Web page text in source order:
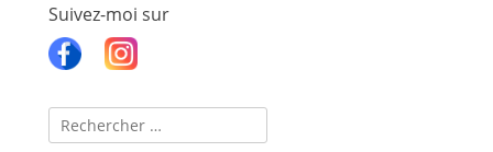
Suivez-moi sur
Recherche
pour :